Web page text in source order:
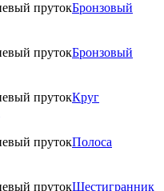
Бронзовый
Бронзовый
Круг
Полоса
Шестигранник